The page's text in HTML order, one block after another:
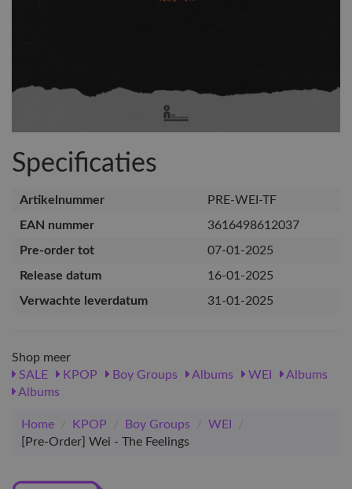
Specificaties
Artikelnummer
PRE-WEI-TF
EAN nummer
3616498612037
Pre-order tot
07-01-2025
Release datum
16-01-2025
Verwachte leverdatum
31-01-2025
Shop meer
SALE
KPOP Boy Groups Albums WEI
Albums
Albums
Home / KPOP / Boy Groups / WEI
/
[Pre-Order] Wei - The Feelings